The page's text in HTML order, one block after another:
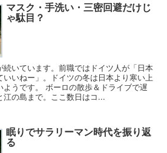
マスク・手洗い・三密回避だけじ
ゃ駄目？
続いています。前職ではドイツ人が「日本
いねー」。ドイツの冬は日本より寒い上
ようです。 ボーロの散歩＆ドライブで遅
江の島まで。ここ数日はコ...
眠りでサラリーマン時代を振り返
る